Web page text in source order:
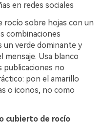
en redes sociales
rocío sobre hojas con un
combinaciones
un verde dominante y
mensaje. Usa blanco
publicaciones no
pon el amarillo
o iconos, no como
cubierto de rocío